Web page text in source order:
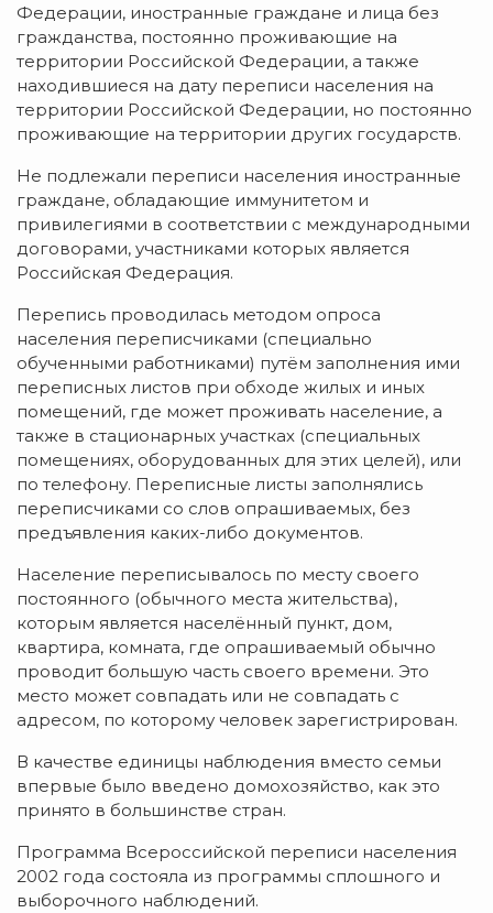
Федерации, иностранные граждане и лица без
гражданства, постоянно проживающие на
территории Российской Федерации, а также
находившиеся на дату переписи населения на
территории Российской Федерации, но постоянно
проживающие на территории других государств.
Не подлежали переписи населения иностранные
граждане, обладающие иммунитетом и
привилегиями в соответствии с международными
договорами, участниками которых является
Российская Федерация.
Перепись проводилась методом опроса
населения переписчиками (специально
обученными работниками) путём заполнения ими
переписных листов при обходе жилых и иных
помещений, где может проживать население, а
также в стационарных участках (специальных
помещениях, оборудованных для этих целей), или
по телефону. Переписные листы заполнялись
переписчиками со слов опрашиваемых, без
предъявления каких-либо документов.
Население переписывалось по месту своего
постоянного (обычного места жительства),
которым является населённый пункт, дом,
квартира, комната, где опрашиваемый обычно
проводит большую часть своего времени. Это
место может совпадать или не совпадать с
адресом, по которому человек зарегистрирован.
В качестве единицы наблюдения вместо семьи
впервые было введено домохозяйство, как это
принято в большинстве стран.
Программа Всероссийской переписи населения
2002 года состояла из программы сплошного и
выборочного наблюдений.